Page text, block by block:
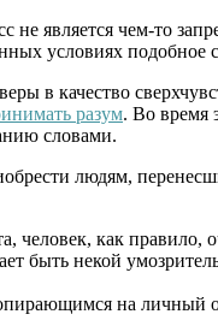
не является чем-то
условиях подобное
в качество
разум. Во время
словами.
людям,
человек, как правило,
быть некой
на личный